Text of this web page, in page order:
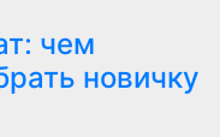
чем
новичку